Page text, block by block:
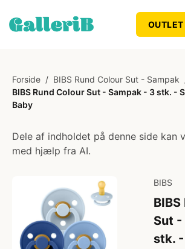
OUTLET
Forside / BIBS Rund Colour Sut - Sampak
BIBS Rund Colour Sut - Sampak - 3 stk. -
Baby
Dele af indholdet på denne side kan
med hjælp fra AI.
BIBS
Sut -
stk.